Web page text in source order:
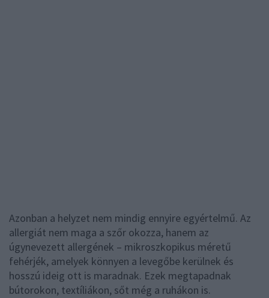
Azonban a helyzet nem mindig ennyire egyértelmű. Az
allergiát nem maga a szőr okozza, hanem az
úgynevezett allergének – mikroszkopikus méretű
fehérjék, amelyek könnyen a levegőbe kerülnek és
hosszú ideig ott is maradnak. Ezek megtapadnak
bútorokon, textíliákon, sőt még a ruhákon is.